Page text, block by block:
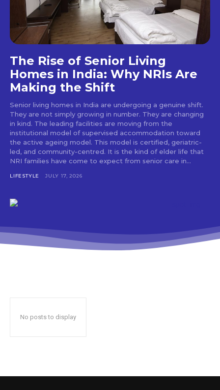
The Rise of Senior Living
Homes in India: Why NRIs Are
Making the Shift
Senior living homes in India are undergoing a genuine shift.
They are not simply growing in number. They are changing
in kind. The leading facilities are moving from the
institutional model of supervised accommodation toward
the active ageing model. This model is certified, geriatric-
led, and community-centred. It is the kind of elder life that
NRI families have come to expect from senior care in...
LIFESTYLE JULY 17, 2026
No posts to display